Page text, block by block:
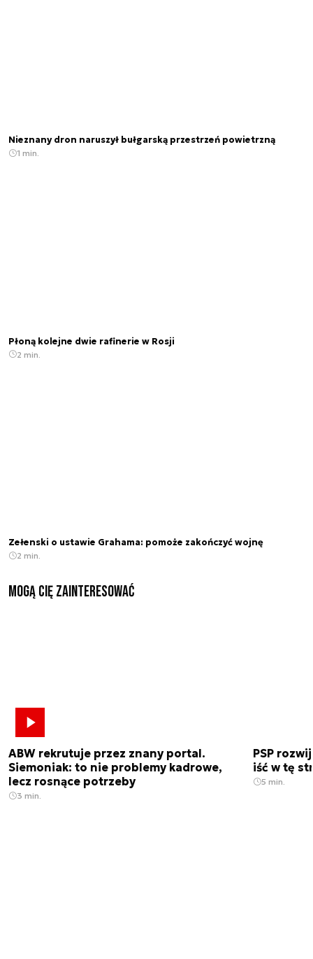
Nieznany dron naruszył bułgarską przestrzeń powietrzną
1 min.
Płoną kolejne dwie rafinerie w Rosji
2 min.
Zełenski o ustawie Grahama: pomoże zakończyć wojnę
2 min.
Mogą Cię zainteresować
ABW rekrutuje przez znany portal.
Siemoniak: to nie problemy kadrowe,
lecz rosnące potrzeby
3 min.
PSP
iść w tę
5 min.